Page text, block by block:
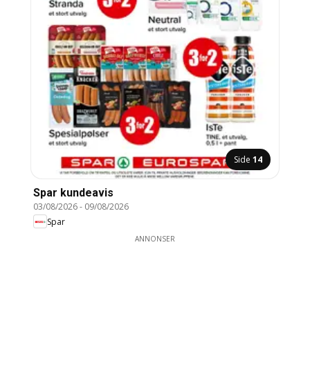
Side 14
Spar kundeavis
03/08/2026- 09/08/2026
Spar
ANNONSER